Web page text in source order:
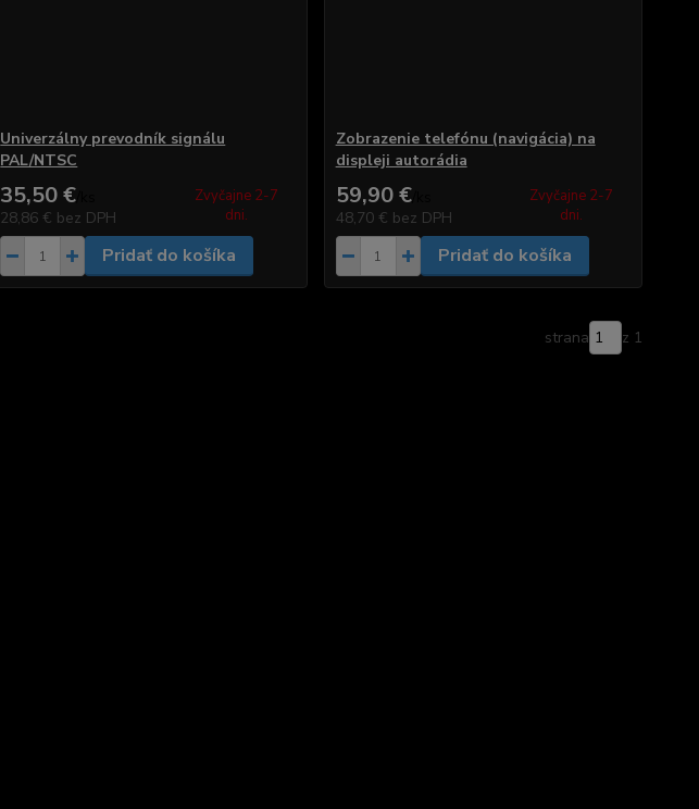
Univerzálny prevodník signálu
PAL/NTSC
35,50 €
28,86 € bez DPH
Zvyčajne 2-7
dni.
Pridať do košíka
Zobrazenie telefónu (navigácia) na
displeji autorádia
59,90 €/
48,70 € bez DPH
Zvyčajne 2-7
dni.
Pridať do košíka
strana z 1